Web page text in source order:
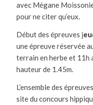
avec Mégane
pour ne citer qu’eux.
Début des épreuves j
une épreuve réservée
terrain en herbe et 11h
hauteur de 1.45m.
L’ensemble des
site du concours